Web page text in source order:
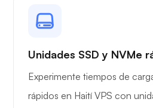
Unidades SSD y NVMe
Experimente tiempos de
rápidos en Haití VPS con